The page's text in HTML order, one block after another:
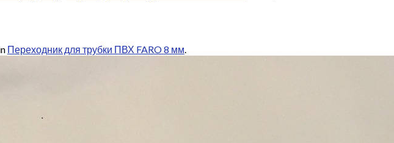
Переходник для трубки ПВХ FARO 8 мм.